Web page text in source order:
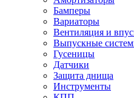
Бамперы
Вариаторы
Вентиляция и
Выпускные
Гусеницы
Датчики
Защита днища
Инструменты